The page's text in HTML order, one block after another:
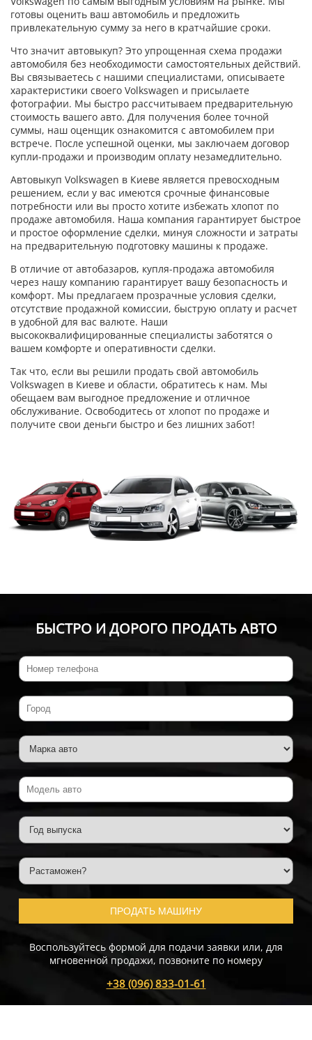
готовы оценить ваш автомобиль и предложить
привлекательную сумму за него в кратчайшие сроки.
Что значит автовыкуп? Это упрощенная схема продажи
автомобиля без необходимости самостоятельных действий.
Вы связываетесь с нашими специалистами, описываете
характеристики своего Volkswagen и присылаете
фотографии. Мы быстро рассчитываем предварительную
стоимость вашего авто. Для получения более точной
суммы, наш оценщик ознакомится с автомобилем при
встрече. После успешной оценки, мы заключаем договор
купли-продажи и производим оплату незамедлительно.
Автовыкуп Volkswagen в Киеве является превосходным
решением, если у вас имеются срочные финансовые
потребности или вы просто хотите избежать хлопот по
продаже автомобиля. Наша компания гарантирует быстрое
и простое оформление сделки, минуя сложности и затраты
на предварительную подготовку машины к продаже.
В отличие от автобазаров, купля-продажа автомобиля
через нашу компанию гарантирует вашу безопасность и
комфорт. Мы предлагаем прозрачные условия сделки,
отсутствие продажной комиссии, быструю оплату и расчет
в удобной для вас валюте. Наши
высококвалифицированные специалисты заботятся о
вашем комфорте и оперативности сделки.
Так что, если вы решили продать свой автомобиль
Volkswagen в Киеве и области, обратитесь к нам. Мы
обещаем вам выгодное предложение и отличное
обслуживание. Освободитесь от хлопот по продаже и
получите свои деньги быстро и без лишних забот!
БЫСТРО И ДОРОГО ПРОДАТЬ АВТО
ПРОДАТЬ МАШИНУ
Воспользуйтесь формой для подачи заявки или, для
мгновенной продажи, позвоните по номеру
+38 (096) 833-01-61